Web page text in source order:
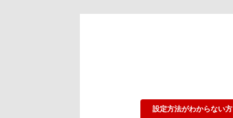
設定方法がわからない方